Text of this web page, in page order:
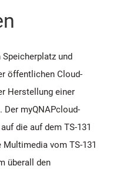
und
öffentlichen Cloud-
Herstellung einer
Der myQNAPcloud-
die auf dem TS-131
vom TS-131
überall den